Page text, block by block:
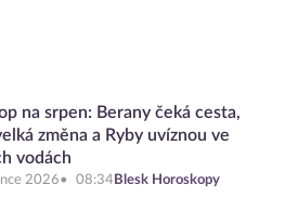
na srpen: Berany čeká cesta,
změna a Ryby uvíznou ve
vodách
2026 08:34 Blesk Horoskopy